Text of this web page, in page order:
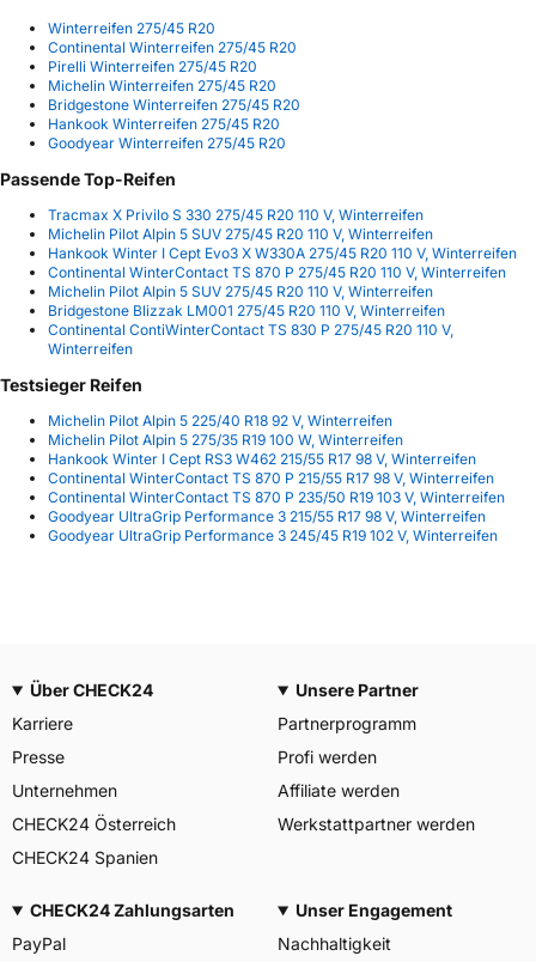
Winterreifen 275/45 R20
Continental Winterreifen 275/45 R20
Pirelli Winterreifen 275/45 R20
Michelin Winterreifen 275/45 R20
Bridgestone Winterreifen 275/45 R20
Hankook Winterreifen 275/45 R20
Goodyear Winterreifen 275/45 R20
Passende Top-Reifen
Tracmax X Privilo S 330 275/45 R20 110 V, Winterreifen
Michelin Pilot Alpin 5 SUV 275/45 R20 110 V, Winterreifen
Hankook Winter I Cept Evo3 X W330A 275/45 R20 110 V, Winterreifen
Continental WinterContact TS 870 P 275/45 R20 110 V, Winterreifen
Michelin Pilot Alpin 5 SUV 275/45 R20 110 V, Winterreifen
Bridgestone Blizzak LM001 275/45 R20 110 V, Winterreifen
Continental ContiWinterContact TS 830 P 275/45 R20 110 V,
Winterreifen
Testsieger Reifen
Michelin Pilot Alpin 5 225/40 R18 92 V, Winterreifen
Michelin Pilot Alpin 5 275/35 R19 100 W, Winterreifen
Hankook Winter I Cept RS3 W462 215/55 R17 98 V, Winterreifen
Continental WinterContact TS 870 P 215/55 R17 98 V, Winterreifen
Continental WinterContact TS 870 P 235/50 R19 103 V, Winterreifen
Goodyear UltraGrip Performance 3 215/55 R17 98 V, Winterreifen
Goodyear UltraGrip Performance 3 245/45 R19 102 V, Winterreifen
Über CHECK24
Karriere
Presse
Unternehmen
CHECK24 Österreich
CHECK24 Spanien
Unsere Partner
Partnerprogramm
Profi werden
Affiliate werden
Werkstattpartner werden
CHECK24 Zahlungsarten
PayPal
Unser Engagement
Nachhaltigkeit